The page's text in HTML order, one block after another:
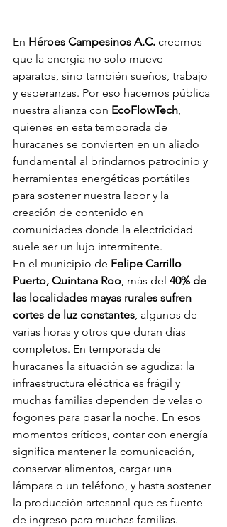
En Héroes Campesinos A.C. creemos
que la energía no solo mueve
aparatos, sino también sueños, trabajo
y esperanzas. Por eso hacemos pública
nuestra alianza con EcoFlowTech,
quienes en esta temporada de
huracanes se convierten en un aliado
fundamental al brindarnos patrocinio y
herramientas energéticas portátiles
para sostener nuestra labor y la
creación de contenido en
comunidades donde la electricidad
suele ser un lujo intermitente.
En el municipio de Felipe Carrillo
Puerto, Quintana Roo, más del 40% de
las localidades mayas rurales sufren
cortes de luz constantes, algunos de
varias horas y otros que duran días
completos. En temporada de
huracanes la situación se agudiza: la
infraestructura eléctrica es frágil y
muchas familias dependen de velas o
fogones para pasar la noche. En esos
momentos críticos, contar con energía
significa mantener la comunicación,
conservar alimentos, cargar una
lámpara o un teléfono, y hasta sostener
la producción artesanal que es fuente
de ingreso para muchas familias.